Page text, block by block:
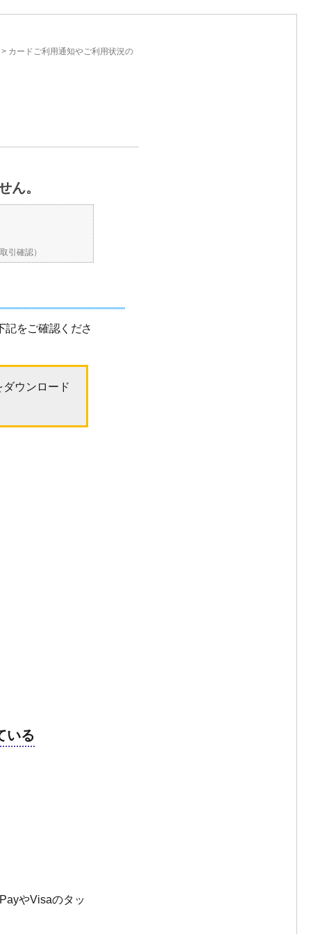
> カードご利用通知やご利用状況の
ん。
引確認）
記をご確認くださ
ウンロード
いる
やVisaのタッ